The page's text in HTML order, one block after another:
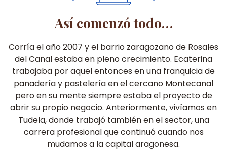
Así comenzó todo…
Corría el año 2007 y el barrio zaragozano de Rosales
del Canal estaba en pleno crecimiento. Ecaterina
trabajaba por aquel entonces en una franquicia de
panadería y pastelería en el cercano Montecanal
pero en su mente siempre estaba el proyecto de
abrir su propio negocio. Anteriormente, vivíamos en
Tudela, donde trabajó también en el sector, una
carrera profesional que continuó cuando nos
mudamos a la capital aragonesa.